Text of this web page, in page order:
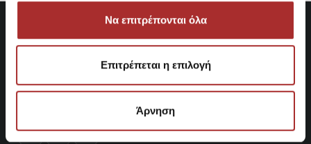
Να επιτρέπονται όλα
Επιτρέπεται η επιλογή
Άρνηση